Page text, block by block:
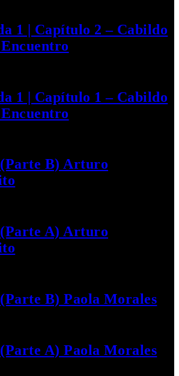
1 | Capítulo 2 – Cabildo
1 | Capítulo 1 – Cabildo
B) Arturo
A) Arturo
B) Paola Morales
A) Paola Morales